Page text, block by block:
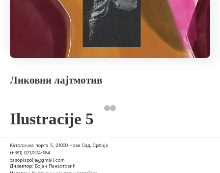
Ликовни лајтмотив
Ilustracije 5
Католичка порта 5, 21000 Нови Сад, Србија
(+381) 021/524-584
casopispolja@gmail.com
Директор: Бојан Панаотовић